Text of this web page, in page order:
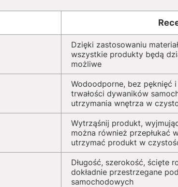
Dzięki zastosowaniu
wszystkie produkty będą
możliwe
Wodoodporne, bez pęknięć
trwałości dywaników
utrzymania wnętrza w
Wytrząśnij produkt,
można również przepłukać
utrzymać produkt w
Długość, szerokość, ścięte
dokładnie przestrzegane
samochodowych